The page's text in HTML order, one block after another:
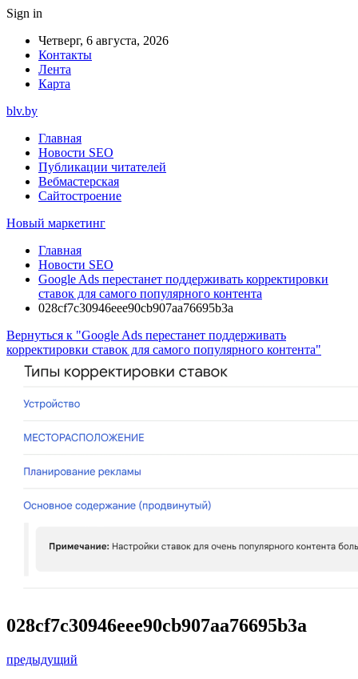
Sign in
Четверг, 6 августа, 2026
Контакты
Лента
Карта
blv.by
Главная
Новости SEO
Публикации читателей
Вебмастерская
Сайтостроение
Новый маркетинг
Главная
Новости SEO
Google Ads перестанет поддерживать корректировки
ставок для самого популярного контента
028cf7c30946eee90cb907aa76695b3a
Вернуться к "Google Ads перестанет поддерживать
корректировки ставок для самого популярного контента"
028cf7c30946eee90cb907aa76695b3a
предыдущий